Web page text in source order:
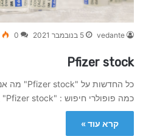
vedante 5 בנובמבר 2021 0
Pfizer stock
כמה פופולרי חיפוש : "Pfizer stock" בישראל 5,000+…
קרא עוד »